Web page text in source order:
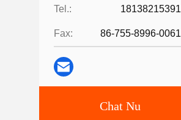
Tel.: 18138215391
Fax: 86-755-8996-0061
Chat Nu